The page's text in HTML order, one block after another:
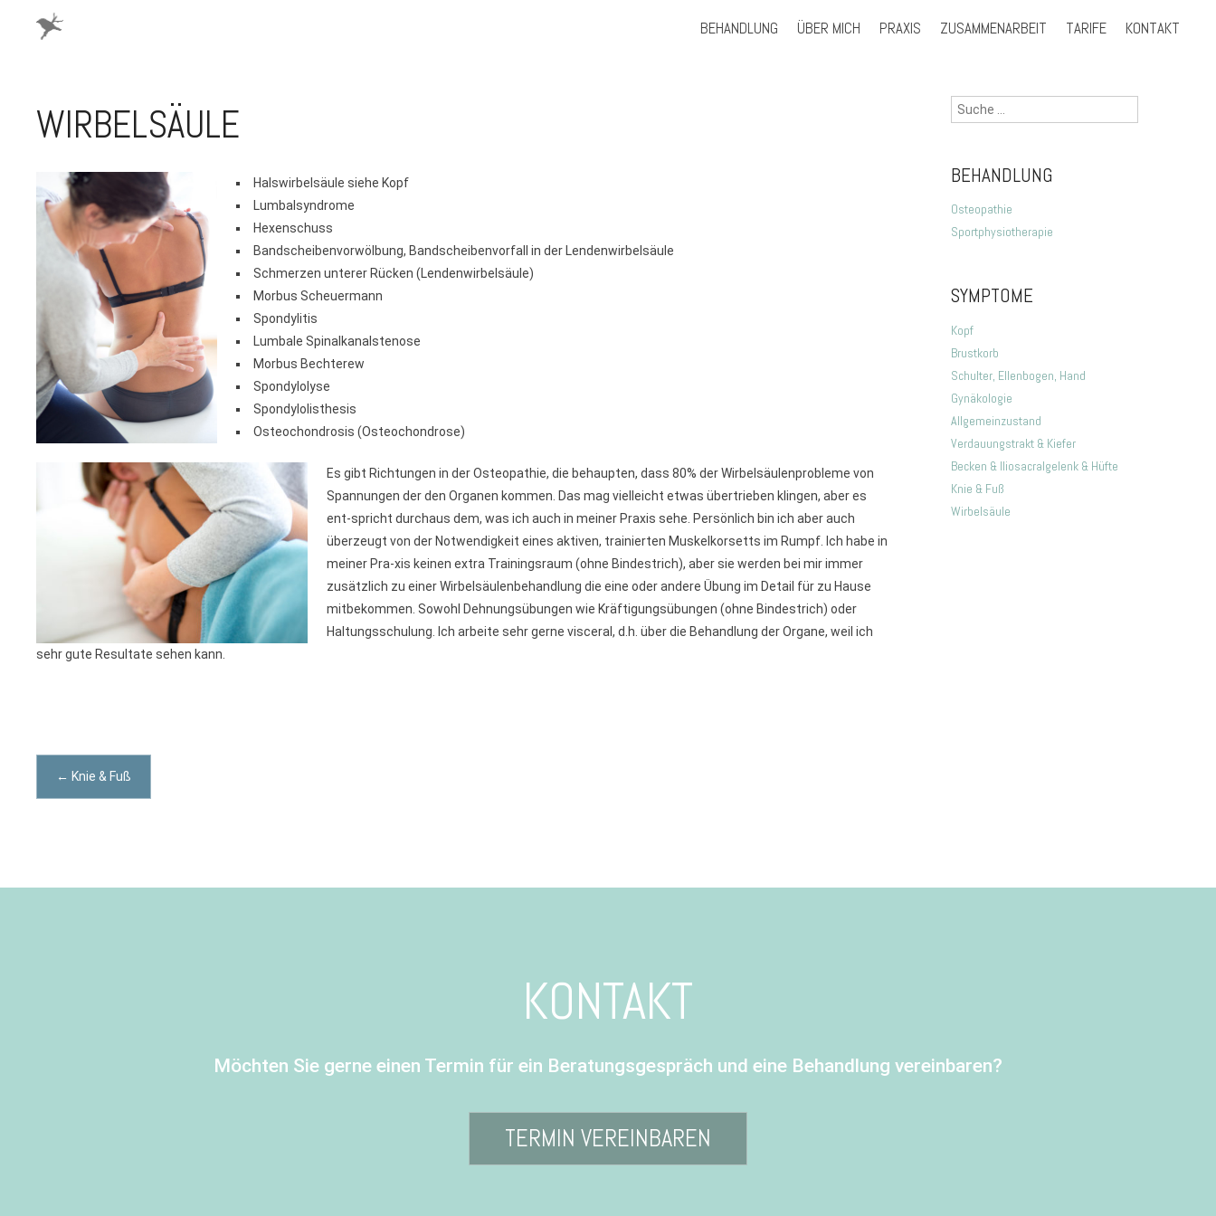
SkipBEHANDLUNG ÜBER MICH PRAXIS ZUSAMMENARBEIT TARIFE KONTAKT
WIRBELSÄULE
Halswirbelsäule siehe Kopf
Lumbalsyndrome
Hexenschuss
Bandscheibenvorwölbung, Bandscheibenvorfall in der Lendenwirbelsäule
Schmerzen unterer Rücken (Lendenwirbelsäule)
Morbus Scheuermann
Spondylitis
Lumbale Spinalkanalstenose
Morbus Bechterew
Spondylolyse
Spondylolisthesis
Osteochondrosis (Osteochondrose)
Es gibt Richtungen in der Osteopathie, die behaupten, dass 80% der Wirbelsäulenprobleme von
Spannungen der den Organen kommen. Das mag vielleicht etwas übertrieben klingen, aber es
ent-spricht durchaus dem, was ich auch in meiner Praxis sehe. Persönlich bin ich aber auch
überzeugt von der Notwendigkeit eines aktiven, trainierten Muskelkorsetts im Rumpf. Ich habe in
meiner Pra-xis keinen extra Trainingsraum (ohne Bindestrich), aber sie werden bei mir immer
zusätzlich zu einer Wirbelsäulenbehandlung die eine oder andere Übung im Detail für zu Hause
mitbekommen. Sowohl Dehnungsübungen wie Kräftigungsübungen (ohne Bindestrich) oder
Haltungsschulung. Ich arbeite sehr gerne visceral, d.h. über die Behandlung der Organe, weil ich
sehr gute Resultate sehen kann.
Post
navigation
← Knie & Fuß
Suche
nach:
BEHANDLUNG
Osteopathie
Sportphysiotherapie
SYMPTOME
Kopf
Brustkorb
Schulter, Ellenbogen, Hand
Gynäkologie
Allgemeinzustand
Verdauungstrakt & Kiefer
Becken & Iliosacralgelenk & Hüfte
Knie & Fuß
Wirbelsäule
KONTAKT
Möchten Sie gerne einen Termin für ein Beratungsgespräch und eine Behandlung vereinbaren?
TERMIN VEREINBAREN